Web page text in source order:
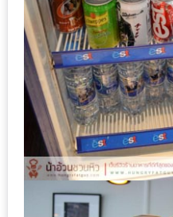
ทั่ว
เชียงใหม่
ลุ้น
บัตร
รับ
ประทาน
บุฟเฟ่ต์
ฟรี
ที่